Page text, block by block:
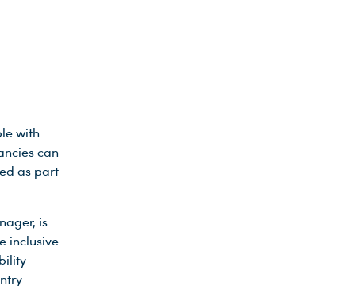
with
can
as part
is
inclusive